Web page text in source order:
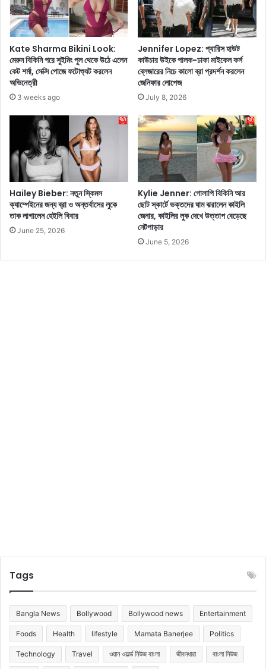
ক্ষা
মূ
ল
ক
তা
কা
টি
য়ে
খু
ন
র
য়ে
ছে
দ
ই
ব
ড়া
ও
রে
সি
পি
Kate Sharma Bikini Look:
মেরুন বিকিনি পরে সুইমিং পুল থেকে উঠে এলেন
কেট শর্মা, সেক্সি পোজে ফটোশ্যুট করলেন
অভিনেত্রী
3 weeks ago
Jennifer Lopez: প্যারিস হাউট
কাউচার উইকে পালক-ঢাকা মাইকেল কর্স
ব্লেজারের নিচে কালো ব্রা প্রদর্শন করলেন
জেনিফার লোপেজ
July 8, 2026
Hailey Bieber: নতুন স্কিমস
ক্যাম্পেইনের জন্য ব্রা ও অন্তর্বাসের লুকে
তাক লাগালেন হেইলি বিবার
June 25, 2026
Kylie Jenner: গোলাপি বিকিনি আর
ছোট স্কার্টে ভক্তদের ঘাম ঝরালেন কাইলি
জেনার, কাইলির লুক দেখে উত্তাপ বেড়েছে
নেটপাড়ার
June 5, 2026
Tags
Bangla News Bollywood Bollywood news Entertainment
Foods Health lifestyle Mamata Banerjee Politics
Technology Travel ওয়ান ওয়ার্ল্ড নিউজ বাংলা জীবনধারা বাংলা নিউজ